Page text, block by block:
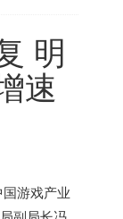
明
速
游戏产业